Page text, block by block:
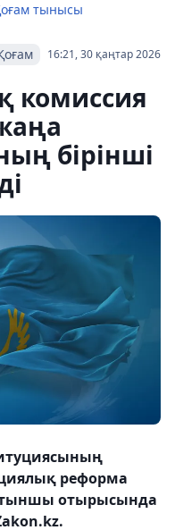
тынысы
16:21, 30 қаңтар 2026
комиссия
бірінші
реформа
отырысында